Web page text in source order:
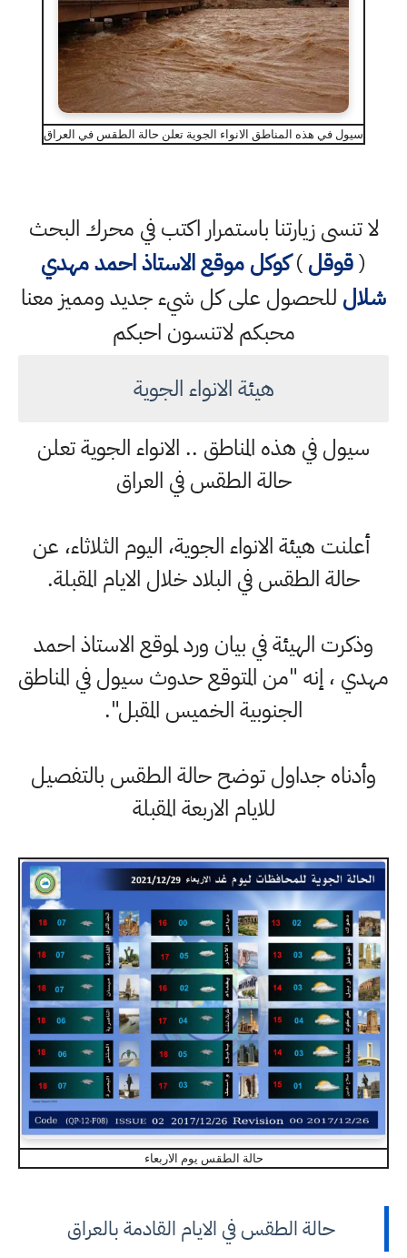
سيول في هذه المناطق الانواء الجوية تعلن حالة الطقس في العراق
لا تنسى زيارتنا باستمرار اكتب في محرك البحث
(قوقل)كوكلموقع الاستاذ احمد مهدي
شلال للحصول على كل شيء جديد ومميز معنا
محبكم لاتنسون احبكم
هيئة الانواء الجوية
سيول في هذه المناطق .. الانواء الجوية تعلن
حالة الطقس في العراق
أعلنت هيئة الانواء الجوية، اليوم الثلاثاء، عن
حالة الطقس في البلاد خلال الايام المقبلة.
وذكرت الهيئة في بيان ورد لموقع الاستاذ احمد
مهدي ، إنه "من المتوقع حدوث سيول في المناطق
الجنوبية الخميس المقبل".
وأدناه جداول توضح حالة الطقس بالتفصيل
للايام الاربعة المقبلة
حالة الطقس يوم الاربعاء
حالة الطقس في الايام القادمة بالعراق